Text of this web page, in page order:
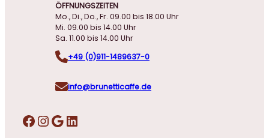
ÖFFNUNGSZEITEN
Mo., Di., Do., Fr. 09.00 bis 18.00 Uhr
Mi. 09.00 bis 14.00 Uhr
Sa. 11.00 bis 14.00 Uhr
+49 (0)911-1489637-0
info@brunetticaffe.de
Facebook InstagramGoogle LinkedIn